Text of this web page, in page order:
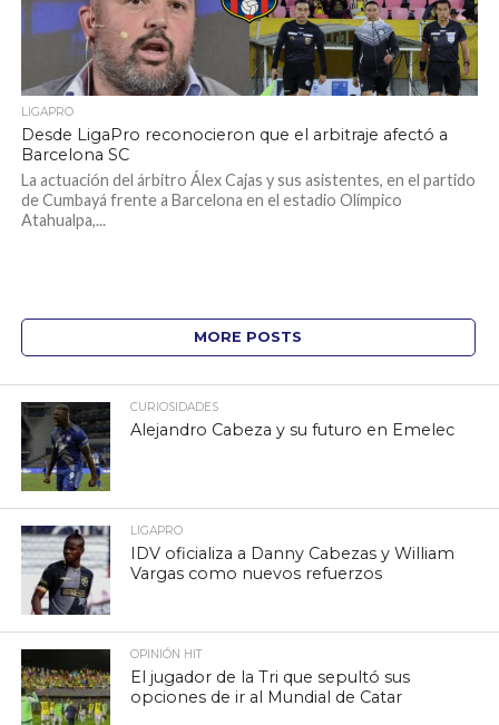
LIGAPRO
Desde LigaPro reconocieron que el arbitraje afectó a
Barcelona SC
La actuación del árbitro Álex Cajas y sus asistentes, en el partido
de Cumbayá frente a Barcelona en el estadio Olímpico
Atahualpa,...
MORE POSTS
CURIOSIDADES
Alejandro Cabeza y su futuro en Emelec
LIGAPRO
IDV oficializa a Danny Cabezas y William
Vargas como nuevos refuerzos
OPINIÓN HIT
El jugador de la Tri que sepultó sus
opciones de ir al Mundial de Catar